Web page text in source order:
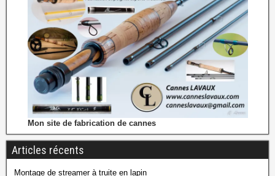
Mon site de fabrication de cannes
Articles récents
Montage de streamer à truite en lapin